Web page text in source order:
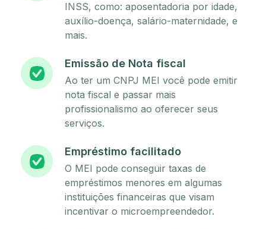
INSS, como: aposentadoria por idade,
auxílio-doença, salário-maternidade, e
mais.
Emissão de Nota fiscal
Ao ter um CNPJ MEI você pode emitir
nota fiscal e passar mais
profissionalismo ao oferecer seus
serviços.
Empréstimo facilitado
O MEI pode conseguir taxas de
empréstimos menores em algumas
instituições financeiras que visam
incentivar o microempreendedor.